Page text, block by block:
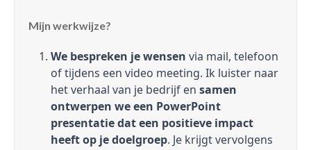
Mijn werkwijze?
We bespreken je wensen via mail, telefoon
of tijdens een video meeting. Ik luister naar
het verhaal van je bedrijf en samen
ontwerpen we een PowerPoint
presentatie dat een positieve impact
heeft op je doelgroep. Je krijgt vervolgens